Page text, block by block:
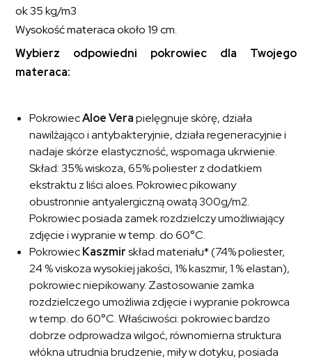
ok 35 kg/m3
Wysokość materaca około 19 cm.
Wybierz odpowiedni pokrowiec dla Twojego
materaca:
PokrowiecAloe Verapielęgnuje skórę, działa
nawilżająco i antybakteryjnie, działa regeneracyjnie i
nadaje skórze elastyczność, wspomaga ukrwienie.
Skład: 35% wiskoza, 65% poliester z dodatkiem
ekstraktu z liści aloes. Pokrowiec pikowany
obustronnie antyalergiczną owatą 300g/m2.
Pokrowiec posiada zamek rozdzielczy umożliwiający
zdjęcie i wypranie w temp. do 60°C.
PokrowiecKaszmirskład materiału* (74% poliester,
24 % viskoza wysokiej jakości, 1% kaszmir, 1 % elastan),
pokrowiec niepikowany. Zastosowanie zamka
rozdzielczego umożliwia zdjęcie i wypranie pokrowca
w temp. do 60°C. Właściwości: pokrowiec bardzo
dobrze odprowadza wilgoć, równomierna struktura
włókna utrudnia brudzenie, miły w dotyku, posiada